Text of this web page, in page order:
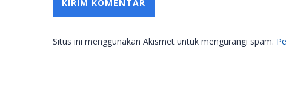
Situs ini menggunakan Akismet untuk mengurangi spam.